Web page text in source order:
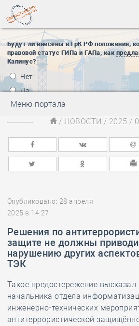
Будут ли внесены в ГрК РФ положения,
правовой статус ГИПа и ГАПа, как
Капинус?
Нет
Да
Меню портала
/ НОВОСТИ / 2025 /
Опубликовано: 28 апреля
2025 в 14:27
Решения по
защите не должны
нарушению других
ТЭК
Такое предостережение высказал
начальника отдела
инженерно-технических
антитеррористической